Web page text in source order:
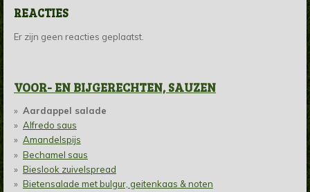
REACTIES
Er zijn geen reacties geplaatst.
VOOR- EN BIJGERECHTEN, SAUZEN
Aardappel salade
Alfredo saus
Amandelspijs
Bechamel saus
Bieslook zuivelspread
Bietensalade met bulgur, geitenkaas & noten